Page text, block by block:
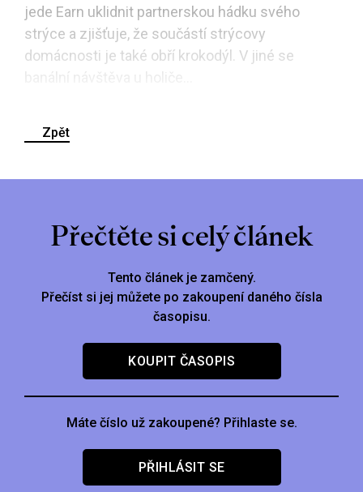
jede Earn uklidnit partnerskou hádku svého
strýce a zjišťuje, že součástí strýcovy
domácnosti je také obří krokodýl. V jiné se
Zpět
Přečtěte si celý článek
Tento článek je zamčený.
Přečíst si jej můžete po zakoupení daného čísla
časopisu.
KOUPIT ČASOPIS
Máte číslo už zakoupené? Přihlaste se.
PŘIHLÁSIT SE